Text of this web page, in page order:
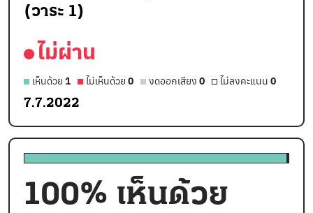
(วาระ 1)
ไม่ผ่าน
เห็นด้วย 1 ไม่เห็นด้วย 0 งดออกเสียง 0 ไม่ลงคะแนน 0
7.7.2022
100% เห็นด้วย